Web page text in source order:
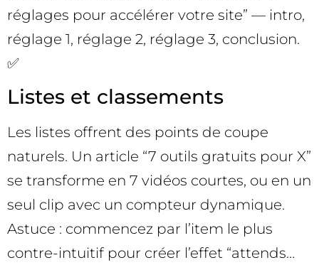
réglages pour accélérer votre site” — intro,
réglage 1, réglage 2, réglage 3, conclusion.
✅
Listes et classements
Les listes offrent des points de coupe
naturels. Un article “7 outils gratuits pour X”
se transforme en 7 vidéos courtes, ou en un
seul clip avec un compteur dynamique.
Astuce : commencez par l’item le plus
contre-intuitif pour créer l’effet “attends…